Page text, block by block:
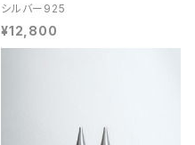
シルバー925
¥12,800